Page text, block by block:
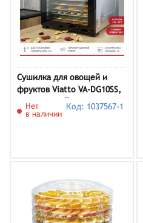
Сушилка для овощей и
фруктов Viatto VA-DG10SS,
серебристый
Нет
в наличии
Код: 1037567-1